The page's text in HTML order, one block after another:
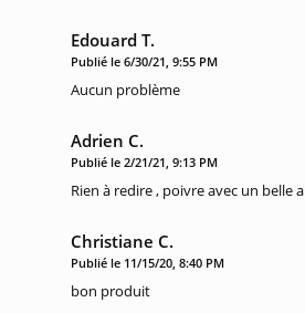
Edouard T.
Publié le 6/30/21, 9:55 PM
Aucun problème
Adrien C.
Publié le 2/21/21, 9:13 PM
Rien à redire , poivre avec un
Christiane C.
Publié le 11/15/20, 8:40 PM
bon produit